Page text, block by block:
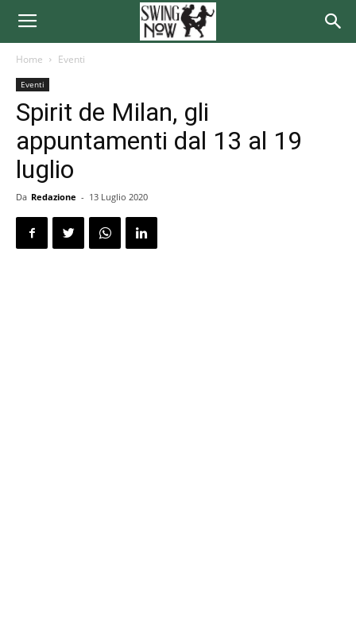
Home Eventi
Eventi
Spirit de Milan, gli
appuntamenti dal 13 al 19
luglio
Da Redazione - 13 Luglio 2020